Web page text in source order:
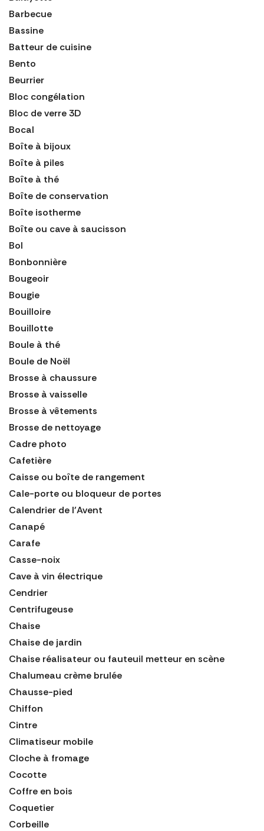
Barbecue
Bassine
Batteur de cuisine
Bento
Beurrier
Bloc congélation
Bloc de verre 3D
Bocal
Boîte à bijoux
Boîte à piles
Boîte à thé
Boîte de conservation
Boîte isotherme
Boîte ou cave à saucisson
Bol
Bonbonnière
Bougeoir
Bougie
Bouilloire
Bouillotte
Boule à thé
Boule de Noël
Brosse à chaussure
Brosse à vaisselle
Brosse à vêtements
Brosse de nettoyage
Cadre photo
Cafetière
Caisse ou boîte de rangement
Cale-porte ou bloqueur de portes
Calendrier de l'Avent
Canapé
Carafe
Casse-noix
Cave à vin électrique
Cendrier
Centrifugeuse
Chaise
Chaise de jardin
Chaise réalisateur ou fauteuil metteur en scène
Chalumeau crème brulée
Chausse-pied
Chiffon
Cintre
Climatiseur mobile
Cloche à fromage
Cocotte
Coffre en bois
Coquetier
Corbeille